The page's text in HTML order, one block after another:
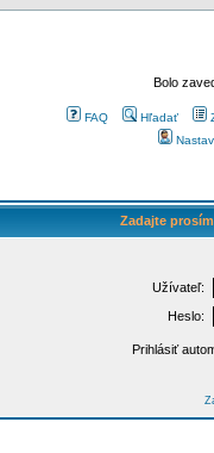
Bolo
FAQ Hľadať
Zadajte
Užívateľ:
Heslo:
Prihlásiť